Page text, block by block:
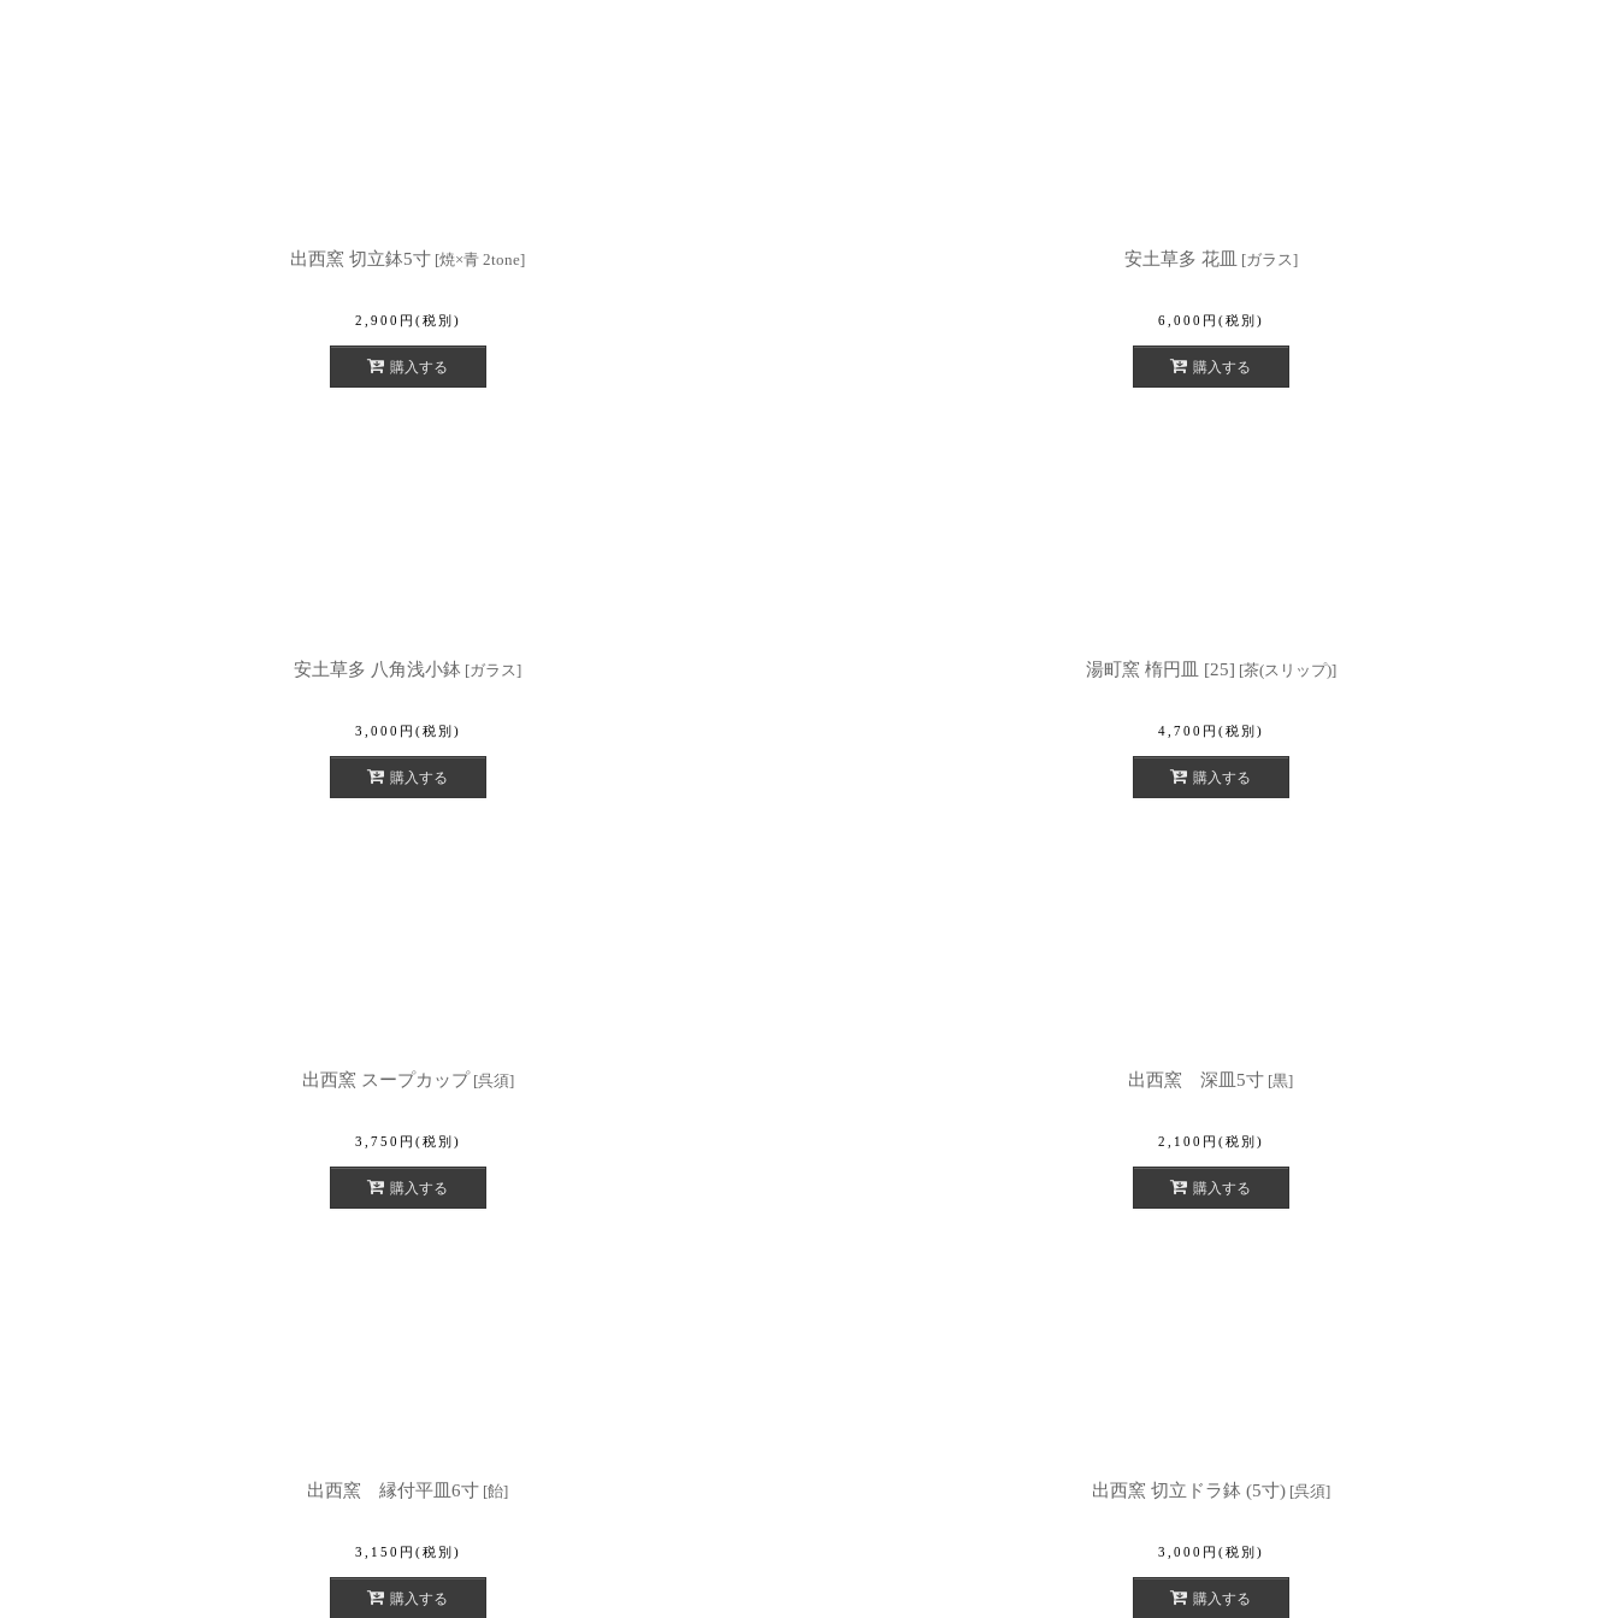
出西窯 切立鉢5寸 [焼×青 2tone]
2,900 円 (税別)
購入する
安土草多 花皿 [ガラス]
6,000 円 (税別)
購入する
安土草多 八角浅小鉢 [ガラス]
3,000 円 (税別)
購入する
湯町窯 楕円皿 [25] [茶(スリップ)]
4,700 円 (税別)
購入する
出西窯 スープカップ [呉須]
3,750 円 (税別)
購入する
出西窯 深皿5寸 [黒]
2,100 円 (税別)
購入する
出西窯 縁付平皿6寸 [飴]
3,150 円 (税別)
購入する
出西窯 切立ドラ鉢 (5寸) [呉須]
3,000 円 (税別)
購入する